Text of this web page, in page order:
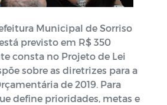
Municipal de Sorriso
previsto em R$ 350
consta no Projeto de Lei
sobre as diretrizes para a
de 2019. Para
define prioridades, metas e